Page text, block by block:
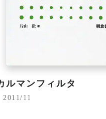
ルマンフィルタ
2011/11